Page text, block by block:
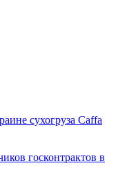
сухогруза Caffa
госконтрактов в